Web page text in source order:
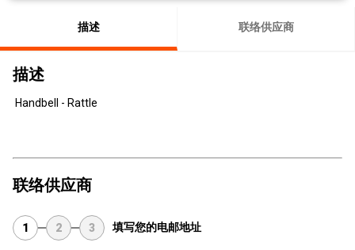
描述 联络供应商
描述
Handbell - Rattle
联络供应商
1 2 3 填写您的电邮地址